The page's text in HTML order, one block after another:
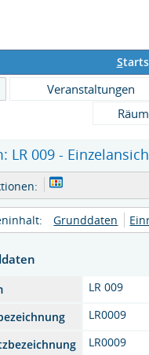
S
Veranstaltungen
LR 009 -
Grunddaten
LR 009
LR0009
LR0009